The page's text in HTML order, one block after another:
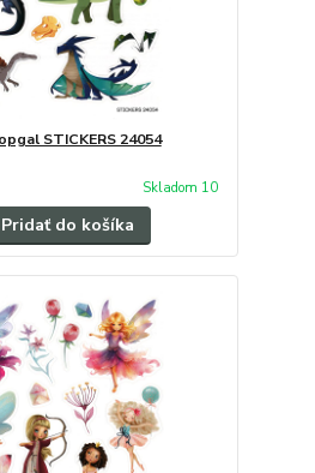
STICKERS 24054
Skladom 10
Pridať do košíka